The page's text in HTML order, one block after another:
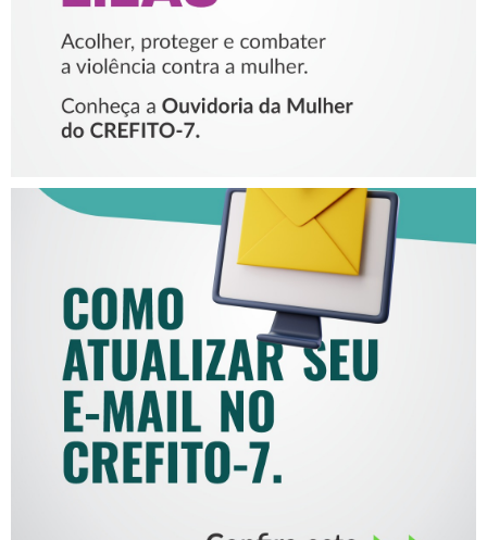
COMO ATUALIZAR SEU E-
MAIL NO CREFITO-7